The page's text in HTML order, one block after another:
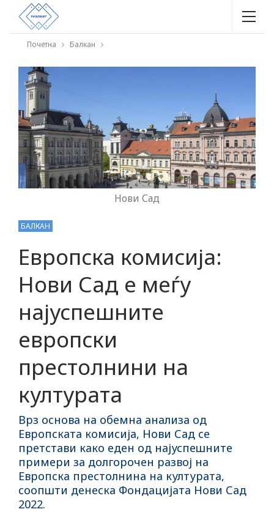
Почетна Балкан
Нови Сад
БАЛКАН
Европска комисија:
Нови Сад е меѓу
најуспешните
европски
престолнини на
културата
Врз основа на обемна анализа од
Европската комисија, Нови Сад се
претстави како еден од најуспешните
примери за долгорочен развој на
Европска престолнина на културата,
соопшти денеска Фондацијата Нови Сад
2022.